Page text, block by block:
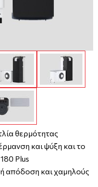
θερμότητας
και ψύξη και το
Plus
απόδοση και χαμηλούς